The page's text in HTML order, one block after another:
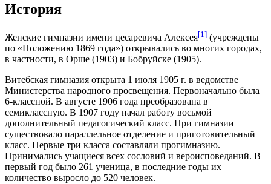
История
Женские гимназии имени цесаревича Алексея[1 ] (учреждены
по «Положению 1869 года») открывались во многих городах,
в частности, в Орше (1903) и Бобруйске (1905).
Витебская гимназия открыта 1 июля 1905 г. в ведомстве
Министерства народного просвещения. Первоначально была
6-классной. В августе 1906 года преобразована в
семиклассную. В 1907 году начал работу восьмой
дополнительный педагогический класс. При гимназии
существовало параллельное отделение и приготовительный
класс. Первые три класса составляли прогимназию.
Принимались учащиеся всех сословий и вероисповеданий. В
первый год было 261 ученица, в последние годы их
количество выросло до 520 человек.